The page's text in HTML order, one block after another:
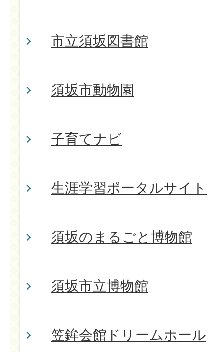
市立須坂図書館
須坂市動物園
子育てナビ
生涯学習ポータルサイト
須坂のまるごと博物館
須坂市立博物館
笠鉾会館ドリームホール